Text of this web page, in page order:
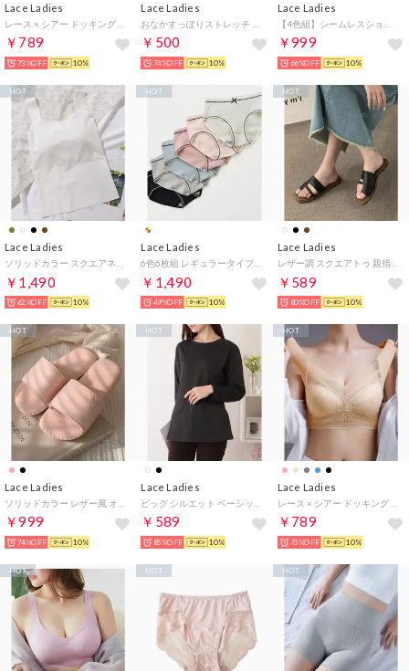
Lace Ladies
￥789
73%OFF 10%
Lace Ladies
￥500
74%OFF 10%
Lace Ladies
￥999
66%OFF 10%
Lace Ladies
￥1,490
HOT
62%OFF 10%
Lace Ladies
￥1,490
HOT
49%OFF 10%
Lace Ladies
レザー調 スクエアトゥ 親指トング フラット サンダル （ブラック）
￥589
HOT
80%OFF 10%
Lace Ladies
￥999
HOT
74%OFF 10%
Lace Ladies
￥589
HOT
85%OFF 10%
Lace Ladies
￥789
HOT
73%OFF 10%
HOT HOT HOT